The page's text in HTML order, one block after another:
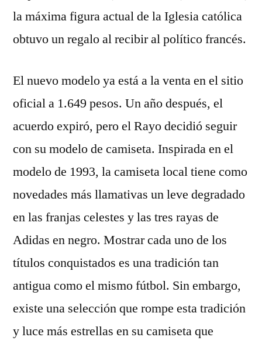
la máxima figura actual de la Iglesia católica
obtuvo un regalo al recibir al político francés.
El nuevo modelo ya está a la venta en el sitio
oficial a 1.649 pesos. Un año después, el
acuerdo expiró, pero el Rayo decidió seguir
con su modelo de camiseta. Inspirada en el
modelo de 1993, la camiseta local tiene como
novedades más llamativas un leve degradado
en las franjas celestes y las tres rayas de
Adidas en negro. Mostrar cada uno de los
títulos conquistados es una tradición tan
antigua como el mismo fútbol. Sin embargo,
existe una selección que rompe esta tradición
y luce más estrellas en su camiseta que